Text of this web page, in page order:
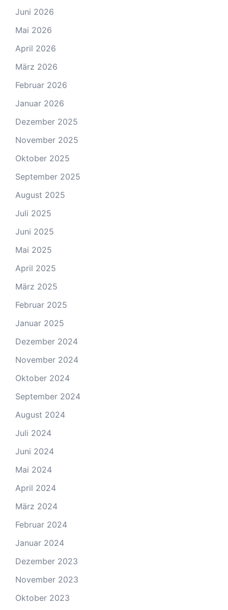
Juni 2026
Mai 2026
April 2026
März 2026
Februar 2026
Januar 2026
Dezember 2025
November 2025
Oktober 2025
September 2025
August 2025
Juli 2025
Juni 2025
Mai 2025
April 2025
März 2025
Februar 2025
Januar 2025
Dezember 2024
November 2024
Oktober 2024
September 2024
August 2024
Juli 2024
Juni 2024
Mai 2024
April 2024
März 2024
Februar 2024
Januar 2024
Dezember 2023
November 2023
Oktober 2023